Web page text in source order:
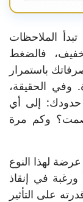
الملاحظات
فالضغط
باستمرار
الحقيقة،
حدودك: إلى أي
وكم مرة
لهذا النوع
في إنقاذ
على التأثير